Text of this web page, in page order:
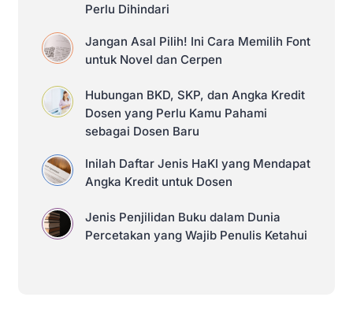
Perlu Dihindari
Jangan Asal Pilih! Ini Cara Memilih Font
untuk Novel dan Cerpen
Hubungan BKD, SKP, dan Angka Kredit
Dosen yang Perlu Kamu Pahami
sebagai Dosen Baru
Inilah Daftar Jenis HaKI yang Mendapat
Angka Kredit untuk Dosen
Jenis Penjilidan Buku dalam Dunia
Percetakan yang Wajib Penulis Ketahui